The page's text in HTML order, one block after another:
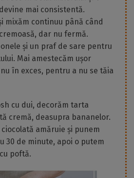
mai consistentă.
mixăm continuu până când
dar nu fermă.
și un praf de sare pentru
Mai amestecăm ușor
în exces, pentru a nu se tăia
cu dui, decorăm tarta
cremă, deasupra bananelor.
amăruie și punem
30 de minute, apoi o putem
poftă.